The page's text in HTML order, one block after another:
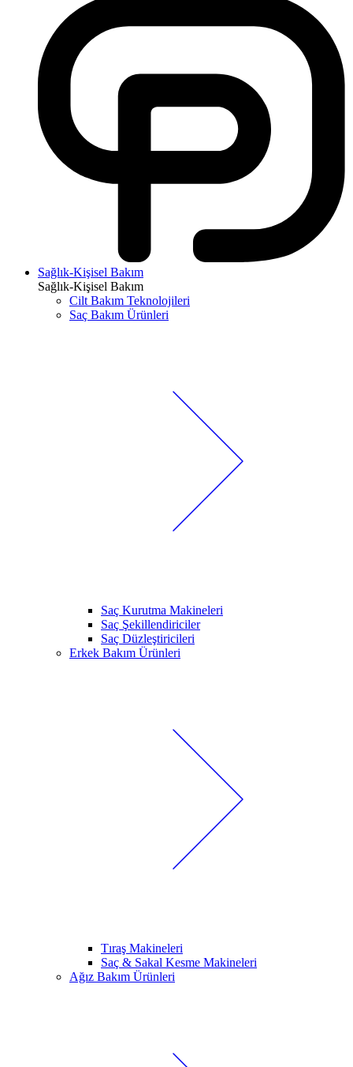
Sağlık-Kişisel Bakım
Sağlık-Kişisel Bakım
Cilt Bakım Teknolojileri
Saç Bakım Ürünleri
Saç Kurutma Makineleri
Saç Şekillendiriciler
Saç Düzleştiricileri
Erkek Bakım Ürünleri
Tıraş Makineleri
Saç & Sakal Kesme Makineleri
Ağız Bakım Ürünleri